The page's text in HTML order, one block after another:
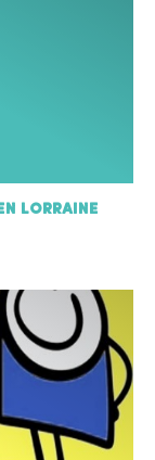
Lorraine